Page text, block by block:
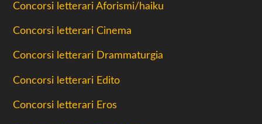
Concorsi letterari Aforismi/haiku
Concorsi letterari Cinema
Concorsi letterari Drammaturgia
Concorsi letterari Edito
Concorsi letterari Eros